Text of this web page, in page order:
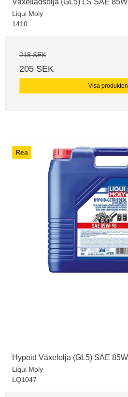
Växellådsolja (GL5) LS SAE
Liqui Moly
1410
218 SEK
205 SEK
Visa produkten
Rea
Hypoid Växelolja (GL5) SAE
Liqui Moly
LQ1047